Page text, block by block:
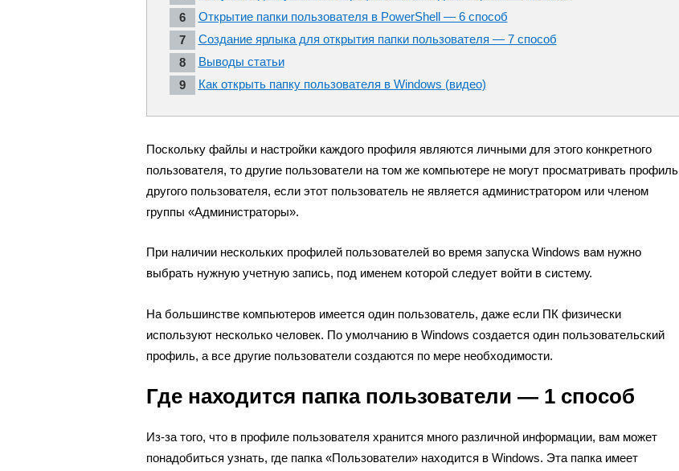
Открытие папки пользователя в PowerShell — 6 способ
Создание ярлыка для открытия папки пользователя — 7 способ
Выводы статьи
Как открыть папку пользователя в Windows (видео)
Поскольку файлы и настройки каждого профиля являются личными для этого конкретного
пользователя, то другие пользователи на том же компьютере не могут просматривать профиль
другого пользователя, если этот пользователь не является администратором или членом
группы «Администраторы».
При наличии нескольких профилей пользователей во время запуска Windows вам нужно
выбрать нужную учетную запись, под именем которой следует войти в систему.
На большинстве компьютеров имеется один пользователь, даже если ПК физически
используют несколько человек. По умолчанию в Windows создается один пользовательский
профиль, а все другие пользователи создаются по мере необходимости.
Где находится папка пользователи — 1 способ
Из-за того, что в профиле пользователя хранится много различной информации, вам может
понадобиться узнать, где папка «Пользователи» находится в Windows. Эта папка имеет